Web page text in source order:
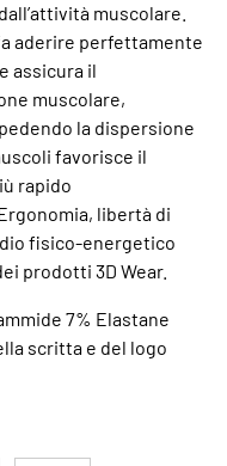
muscolare.
aderire perfettamente
assicura il
muscolare,
la dispersione
favorisce il
rapido
libertà di
fisico-energetico
prodotti 3D Wear.
7% Elastane
scritta e del logo